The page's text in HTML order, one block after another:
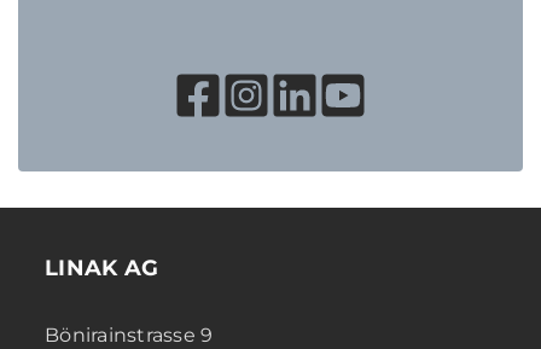
LINAK AG
Bönirainstrasse 9